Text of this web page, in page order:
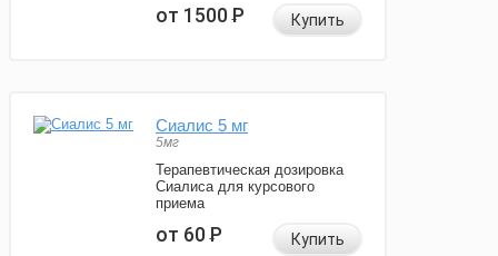
от 1500Р Купить
Сиалис 5 мг
5мг
Терапевтическая дозировка
Сиалиса для курсового
приема
от 60Р Купить